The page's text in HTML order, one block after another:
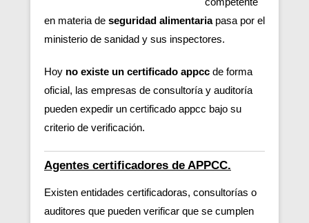
en materia de seguridad alimentaria pasa por el
ministerio de sanidad y sus inspectores.
Hoy no existe un certificado appcc de forma
oficial, las empresas de consultoría y auditoría
pueden expedir un certificado appcc bajo su
criterio de verificación.
Agentes certificadores de APPCC.
Existen entidades certificadoras, consultorías o
auditores que pueden verificar que se cumplen